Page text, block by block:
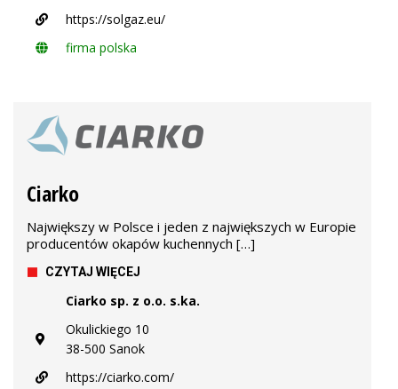
https://solgaz.eu/
firma polska
Ciarko
Największy w Polsce i jeden z największych w Europie
producentów okapów kuchennych […]
CZYTAJ WIĘCEJ
Ciarko sp. z o.o. s.ka.
Okulickiego 10
38-500 Sanok
https://ciarko.com/